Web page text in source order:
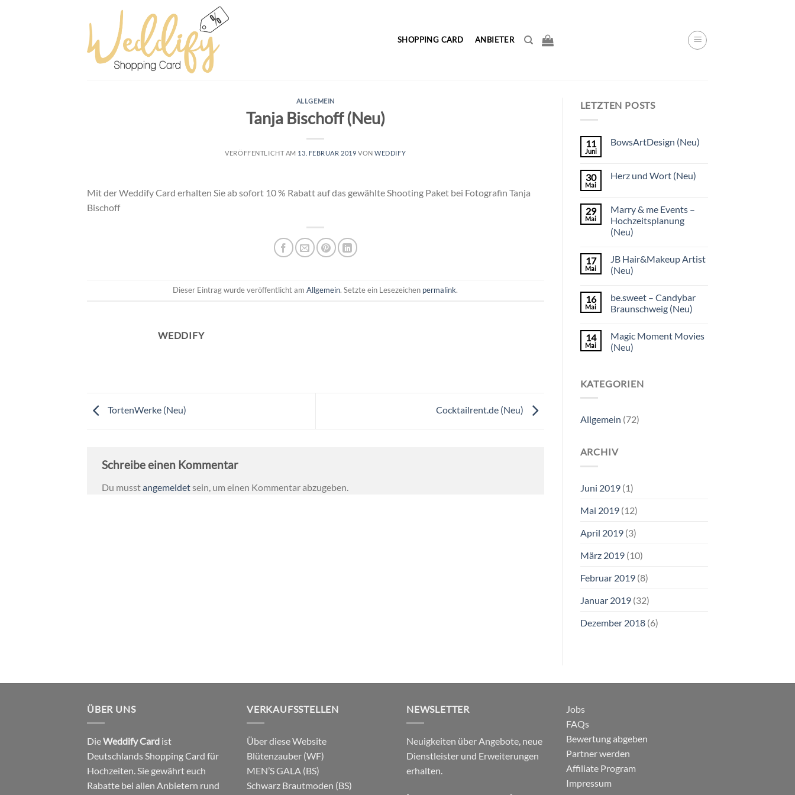
SHOPPING CARD ANBIETER
ALLGEMEIN
Tanja Bischoff (Neu)
VERÖFFENTLICHT AM 13. FEBRUAR 2019 VONWEDDIFY
Mit der Weddify Card erhalten Sie ab sofort 10 % Rabatt auf das gewählte Shooting Paket bei Fotografin Tanja
Bischoff
Dieser Eintrag wurde veröffentlicht amAllgemein. Setzte ein Lesezeichen permalink.
WEDDIFY
TortenWerke (Neu) Cocktailrent.de (Neu)
Schreibe einen Kommentar
Du musstangemeldetsein, um einen Kommentar abzugeben.
LETZTEN POSTS
11
Juni
BowsArtDesign (Neu)
30
Mai
Herz und Wort (Neu)
29
Mai
Marry & me Events –
Hochzeitsplanung
(Neu)
17
Mai
JB Hair&Makeup Artist
(Neu)
16
Mai
be.sweet – Candybar
Braunschweig (Neu)
14
Mai
Magic Moment Movies
(Neu)
KATEGORIEN
Allgemein (72)
ARCHIV
Juni 2019(1)
Mai 2019(12)
April 2019(3)
März 2019(10)
Februar 2019(8)
Januar 2019(32)
Dezember 2018(6)
ÜBER UNS
DieWeddify Card ist
Deutschlands Shopping Card für
Hochzeiten. Sie gewährt euch
Rabatte bei allen Anbietern rund
VERKAUFSSTELLEN
Über diese Website
Blütenzauber (WF)
MEN’S GALA (BS)
Schwarz Brautmoden (BS)
NEWSLETTER
Neuigkeiten über Angebote, neue
Dienstleister und Erweiterungen
erhalten.
Jobs
FAQs
Bewertung abgeben
Partner werden
Affiliate Program
Impressum